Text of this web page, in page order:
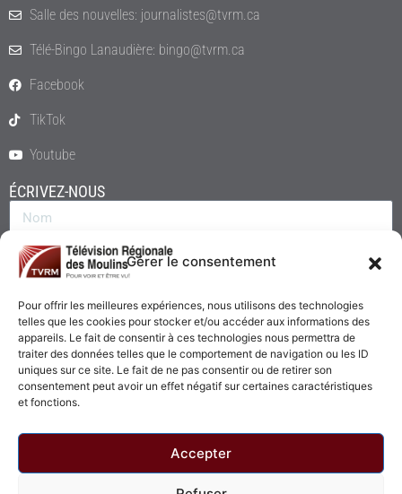
Gérer le consentement
Pour offrir les meilleures expériences, nous utilisons des technologies
telles que les cookies pour stocker et/ou accéder aux informations des
appareils. Le fait de consentir à ces technologies nous permettra de
traiter des données telles que le comportement de navigation ou les ID
uniques sur ce site. Le fait de ne pas consentir ou de retirer son
consentement peut avoir un effet négatif sur certaines caractéristiques
et fonctions.
Accepter
Salle des nouvelles: journalistes@tvrm.ca
Télé-Bingo Lanaudière: bingo@tvrm.ca
Facebook
TikTok
Youtube
ÉCRIVEZ-NOUS